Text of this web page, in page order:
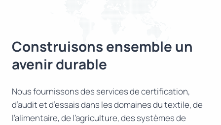
Construisons ensemble un
avenir durable
Nous fournissons des services de certification,
d’audit et d’essais dans les domaines du textile, de
l’alimentaire, de l’agriculture, des systèmes de